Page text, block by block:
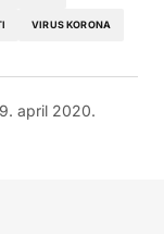
VIRUS KORONA
april 2020.